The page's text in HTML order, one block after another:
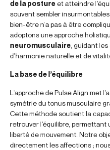
de la postureet atteindre
souvent sembler
bien-être n’a pas à être
adoptons une approche
neuromusculaire , guidant
d’harmonie naturelle et de
La base de l’équilibre
L’approche de Pulse Align met
symétrie du tonus musculaire
Cette méthode soutient la
retrouver l’équilibre,
liberté de mouvement. Notre
directement les affections ;